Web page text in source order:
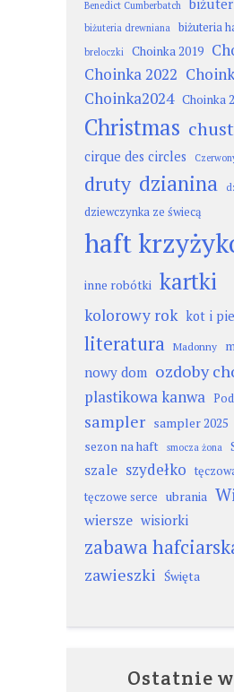
Benedict Cumberbatch
biżuteria drewniana biżuteria
breloczki Choinka 2019
Choinka 2022
Choinka2024 Choinka
Christmas
cirque des circles
druty dzianina
dziewczynka ze świecą
haft
inne robótki kartki
kolorowy rok kot i
literatura Madonny
nowy dom ozdoby
plastikowa kanwa
sampler sampler 2025
sezon na haft smocza żona
szale szydełko
tęczowe serce ubrania
wiersze wisiorki
zabawa
zawieszki Święta
Ostatnie